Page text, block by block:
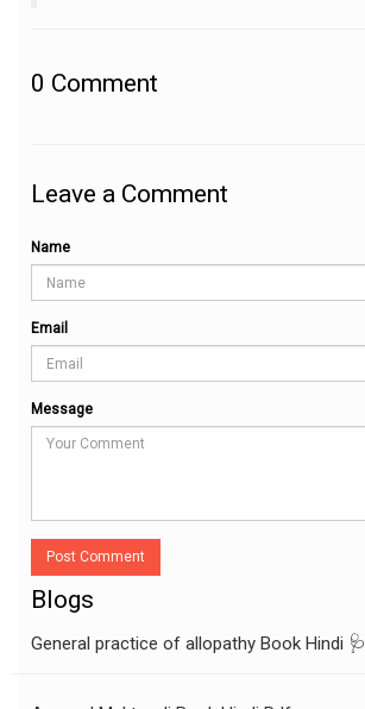
0 Comment
Leave a Comment
Name
Email
Message
Post Comment
Blogs
General practice of allopathy Book Hindi 🩺